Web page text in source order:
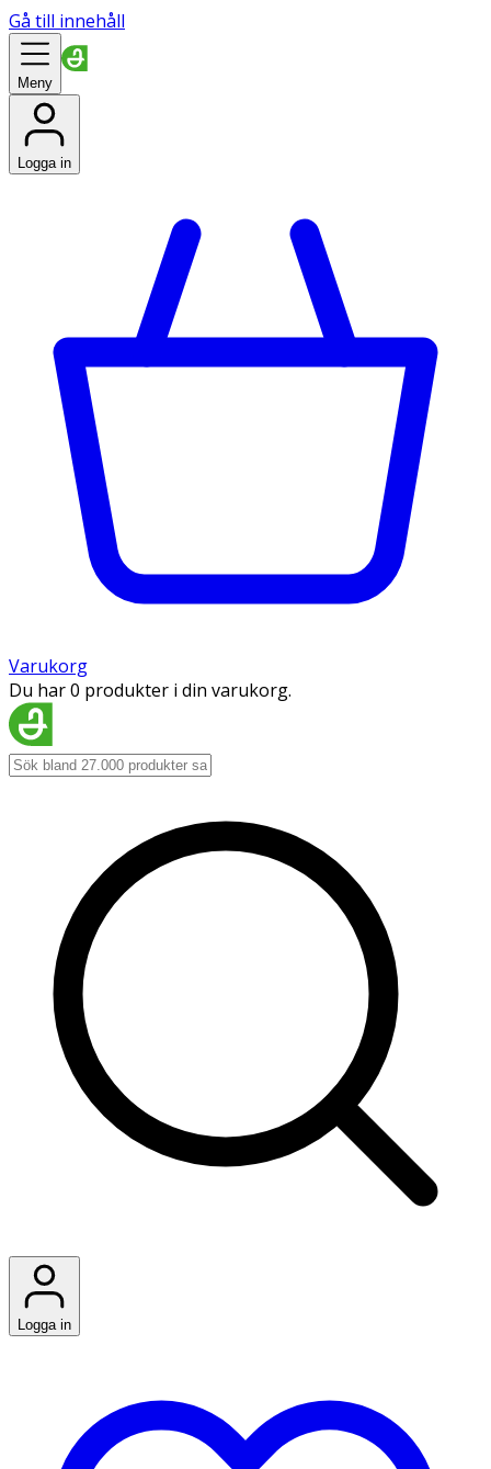
Gå till innehåll
Meny
Logga in
Varukorg
Du har 0 produkter i din varukorg.
Logga in